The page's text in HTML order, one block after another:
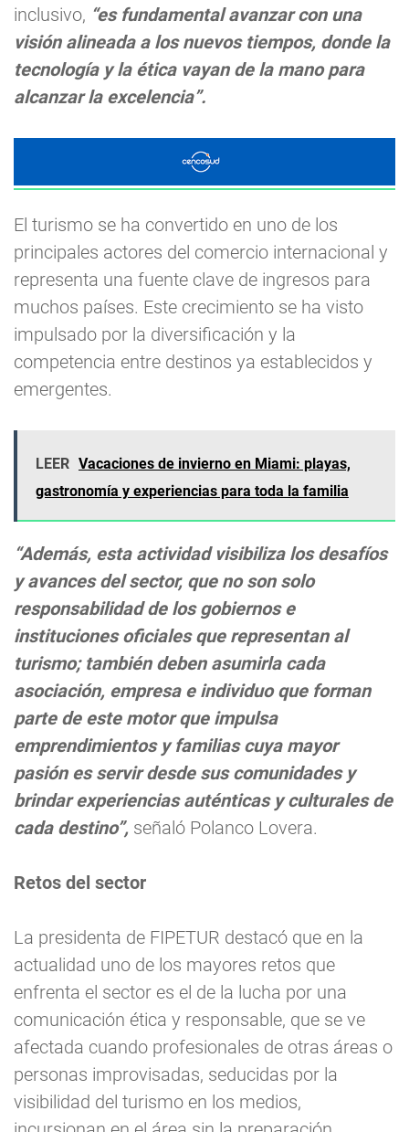
inclusivo, “es fundamental avanzar con una
visión alineada a los nuevos tiempos, donde la
tecnología y la ética vayan de la mano para
alcanzar la excelencia”.
El turismo se ha convertido en uno de los
principales actores del comercio internacional y
representa una fuente clave de ingresos para
muchos países. Este crecimiento se ha visto
impulsado por la diversificación y la
competencia entre destinos ya establecidos y
emergentes.
LEER Vacaciones de invierno en Miami: playas,
gastronomía y experiencias para toda la familia
“Además, esta actividad visibiliza los desafíos
y avances del sector, que no son solo
responsabilidad de los gobiernos e
instituciones oficiales que representan al
turismo; también deben asumirla cada
asociación, empresa e individuo que forman
parte de este motor que impulsa
emprendimientos y familias cuya mayor
pasión es servir desde sus comunidades y
brindar experiencias auténticas y culturales de
cada destino”, señaló Polanco Lovera.
Retos del sector
La presidenta de FIPETUR destacó que en la
actualidad uno de los mayores retos que
enfrenta el sector es el de la lucha por una
comunicación ética y responsable, que se ve
afectada cuando profesionales de otras áreas o
personas improvisadas, seducidas por la
visibilidad del turismo en los medios,